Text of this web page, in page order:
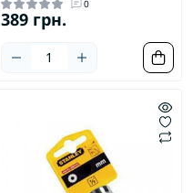
0
389 грн.